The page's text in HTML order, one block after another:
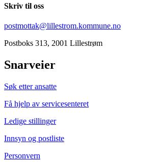
Skriv til oss
postmottak@lillestrom.kommune.no
Postboks 313, 2001 Lillestrøm
Snarveier
Søk etter ansatte
Få hjelp av servicesenteret
Ledige stillinger
Innsyn og postliste
Personvern